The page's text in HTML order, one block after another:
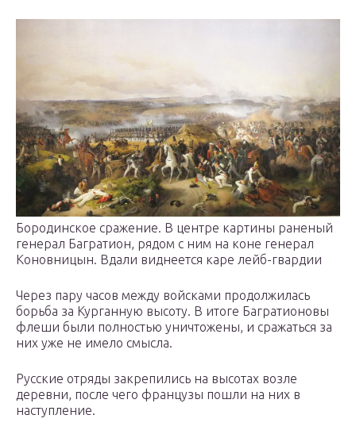
Бородинское сражение. В центре картины раненый
генерал Багратион, рядом с ним на коне генерал
Коновницын. Вдали виднеется каре лейб-гвардии
Через пару часов между войсками продолжилась
борьба за Курганную высоту. В итоге Багратионовы
флеши были полностью уничтожены, и сражаться за
них уже не имело смысла.
Русские отряды закрепились на высотах возле
деревни, после чего французы пошли на них в
наступление.